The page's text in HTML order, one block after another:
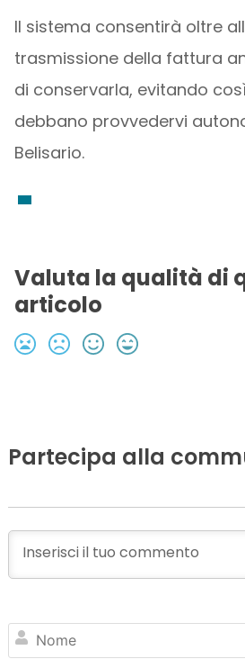
Il sistema consentirà oltre
trasmissione della fattura
di conservarla, evitando
debbano provvedervi
Belisario.
Valuta la qualità di
articolo
Partecipa alla